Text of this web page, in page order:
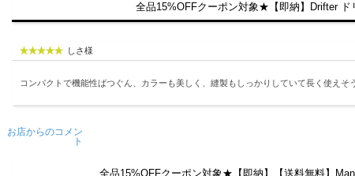
全品15%OFFクーポン対象★【即納】Drifter ド
しさ様
コンパクトで機能性ばつぐん、カラーも美しく、縫製もしっかりしていて長く使え
お店からのコメン
ト
全品15%OFFクーポン対象★【即納】【送料無料】